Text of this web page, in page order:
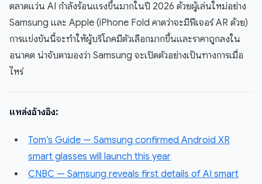
ตลาดแว่น AI กำลังร้อนแรงขึ้นมากในปี 2026 ด้วยผู้เล่นใหม่อย่าง
Samsung และ Apple (iPhone Fold คาดว่าจะมีฟีเจอร์ AR ด้วย)
การแข่งขันนี้จะทำให้ผู้บริโภคมีตัวเลือกมากขึ้นและราคาถูกลงใน
อนาคต น่าจับตามองว่า Samsung จะเปิดตัวอย่างเป็นทางการเมื่อ
ไหร่
แหล่งอ้างอิง:
Tom’s Guide — Samsung confirmed Android XR
smart glasses will launch this year
CNBC — Samsung reveals first details of AI smart